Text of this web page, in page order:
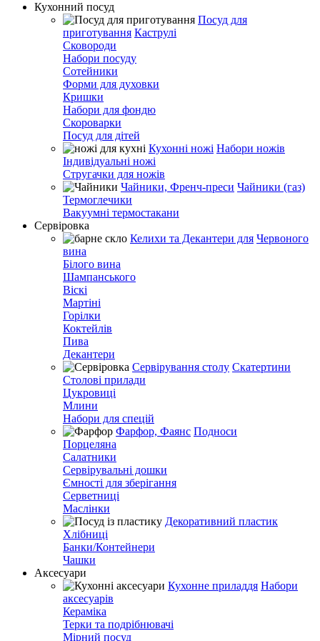
Кухонний посуд
Посуд для
приготування Каструлі
Сковороди
Набори посуду
Сотейники
Форми для духовки
Кришки
Набори для фондю
Скороварки
Посуд для дітей
Кухонні ножі Набори ножів
Індивідуальні ножі
Стругачки для ножів
Чайники, Френч-преси Чайники (газ)
Термоглечики
Вакуумні термостакани
Сервіровка
Келихи та Декантери для Червоного
вина
Білого вина
Шампанського
Віскі
Мартіні
Горілки
Коктейлів
Пива
Декантери
Сервірування столу Скатертини
Столові прилади
Цукровиці
Млини
Набори для спецій
Фарфор, Фаянс Подноси
Порцеляна
Салатники
Сервірувальні дошки
Ємності для зберігання
Серветниці
Маслінки
Декоративний пластик
Хлібниці
Банки/Контейнери
Чашки
Аксесуари
Кухонне приладдя Набори
аксесуарів
Кераміка
Терки та подрібнювачі
Мірний посуд